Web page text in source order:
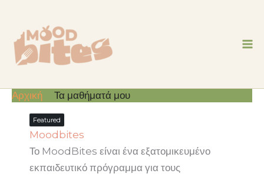
περιεχόμενο
Αρχική Τα μαθήματά μου
Featured
Moodbites
Το MoodBites είναι ένα εξατομικευμένο
εκπαιδευτικό πρόγραμμα για τους